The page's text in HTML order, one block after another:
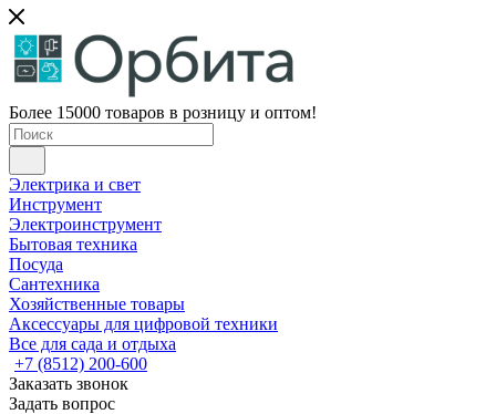
Более 15000 товаров в розницу и оптом!
Электрика и свет
Инструмент
Электроинструмент
Бытовая техника
Посуда
Сантехника
Хозяйственные товары
Аксессуары для цифровой техники
Все для сада и отдыха
+7 (8512) 200-600
Заказать звонок
Задать вопрос